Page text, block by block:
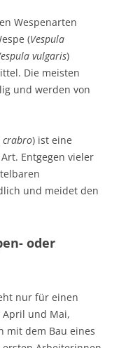
Wespenarten
(Vespula
vulgaris)
Die meisten
und werden von
crabro) ist eine
Entgegen vieler
und meidet den
oder
nur für einen
April und Mai,
mit dem Bau eines